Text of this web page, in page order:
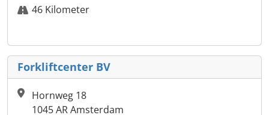
46 Kilometer
Forkliftcenter BV
Hornweg 18
1045 AR Amsterdam